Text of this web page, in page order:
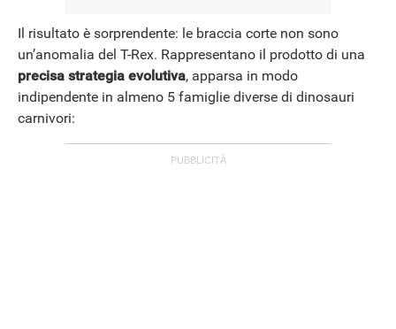
Il risultato è sorprendente: le braccia corte non sono
un’anomalia del T-Rex. Rappresentano il prodotto di una
precisa strategia evolutiva, apparsa in modo
indipendente in almeno 5 famiglie diverse di dinosauri
carnivori: